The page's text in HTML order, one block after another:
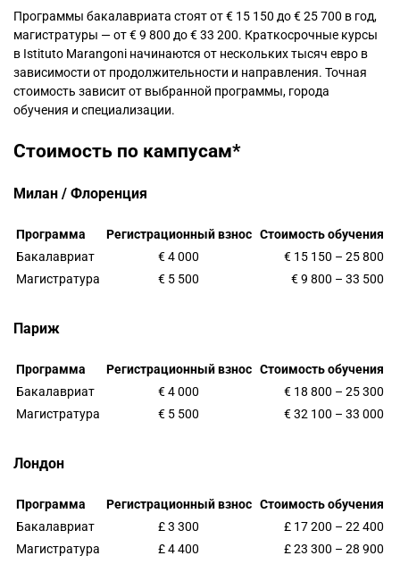
Программы бакалавриата стоят от € 15 150 до € 25 700 в год,
магистратуры — от € 9 800 до € 33 200. Краткосрочные курсы
в Istituto Marangoni начинаются от нескольких тысяч евро в
зависимости от продолжительности и направления. Точная
стоимость зависит от выбранной программы, города
обучения и специализации.
Стоимость по кампусам*
Милан / Флоренция
Программа Регистрационный взнос Стоимость обучения
Бакалавриат
€ 4 000
€ 15 150 – 25 800
Магистратура
€ 5 500 € 9 800 – 33 500
Париж
Программа Регистрационный взнос Стоимость обучения
Бакалавриат
€ 4 000
€ 18 800 – 25 300
Магистратура
€ 5 500 € 32 100 – 33 000
Лондон
Программа Регистрационный взнос Стоимость обучения
Бакалавриат
£ 3 300
£ 17 200 – 22 400
Магистратура
£ 4 400 £ 23 300 – 28 900